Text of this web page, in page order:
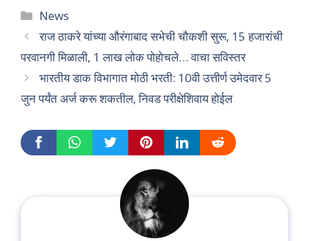
Categories
News
राज ठाकरे यांच्या औरंगाबाद सभेची चौकशी सुरू, 15 हजारांची
परवानगी मिळाली, 1 लाख लोक पोहोचले… वाचा सविस्तर
भारतीय डाक विभागात मोठी भरती: 10वी उत्तीर्ण उमेदवार 5
जुन पर्यंत अर्ज करू शकतील, निवड परीक्षेशिवाय होईल